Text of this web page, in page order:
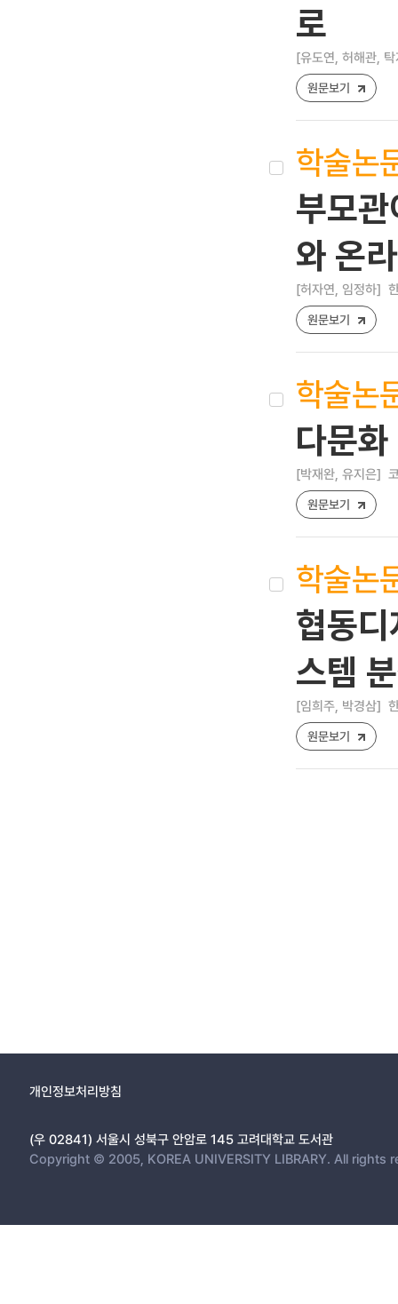
로
[유도연, 허해관,
원문보기
학술논
부모
와 온
[허자연, 임정하]
원문보기
학술논
다문
[박재완, 유지은]
원문보기
학술논
협동
스템
[임희주, 박경삼]
원문보기
개인정보처리방침
(우 02841) 서울시 성북구 안암로 145 고려대학교 도서관
Copyright © 2005, KOREA UNIVERSITY LIBRARY. All rights